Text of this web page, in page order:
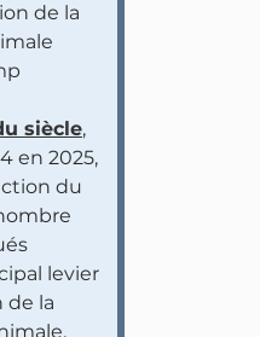
de la
siècle,
en 2025,
du
levier
de la